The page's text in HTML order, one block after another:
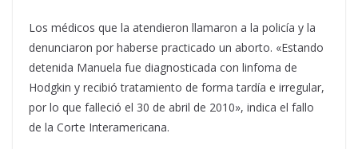
Los médicos que la atendieron llamaron a la policía y la
denunciaron por haberse practicado un aborto. «Estando
detenida Manuela fue diagnosticada con linfoma de
Hodgkin y recibió tratamiento de forma tardía e irregular,
por lo que falleció el 30 de abril de 2010», indica el fallo
de la Corte Interamericana.